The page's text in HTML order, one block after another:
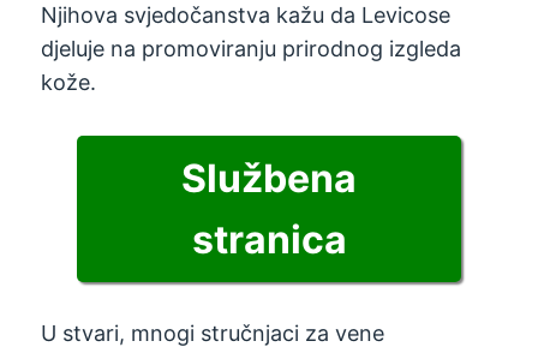
Njihova svjedočanstva kažu da Levicose
djeluje na promoviranju prirodnog izgleda
kože.
Službena
stranica
U stvari, mnogi stručnjaci za vene